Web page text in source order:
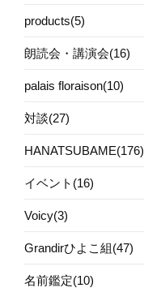
products(5)
朗読会・講演会(16)
palais floraison(10)
対談(27)
HANATSUBAME(176)
イベント(16)
Voicy(3)
Grandirひよこ組(47)
名前鑑定(10)